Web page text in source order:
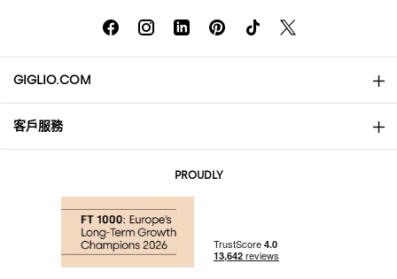
GIGLIO.COM
About
Community Store
客戶服務
退货与退款
PROUDLY